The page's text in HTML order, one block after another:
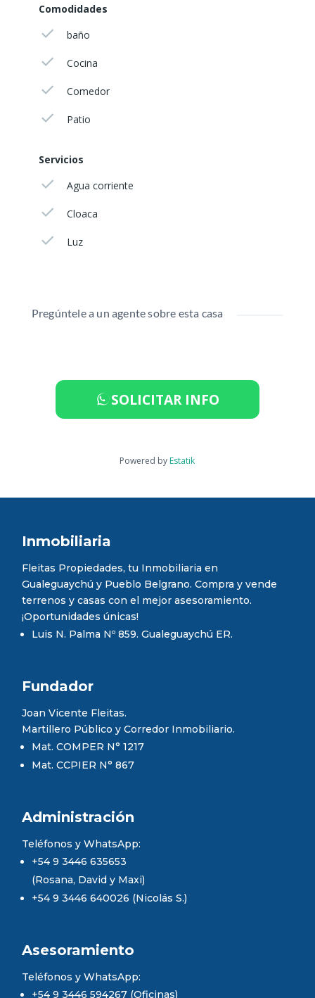
Comodidades
baño
Cocina
Comedor
Patio
Servicios
Agua corriente
Cloaca
Luz
Pregúntele a un agente sobre esta casa
SOLICITAR INFO
Powered by Estatik
Inmobiliaria
Fleitas Propiedades, tu Inmobiliaria en
Gualeguaychú y Pueblo Belgrano. Compra y vende
terrenos y casas con el mejor asesoramiento.
¡Oportunidades únicas!
Luis N. Palma Nº 859. Gualeguaychú ER.
Fundador
Joan Vicente Fleitas.
Martillero Público y Corredor Inmobiliario.
Mat. COMPER N° 1217
Mat. CCPIER N° 867
Administración
Teléfonos y WhatsApp:
+54 9 3446 635653
(Rosana, David y Maxi)
+54 9 3446 640026 (Nicolás S.)
Asesoramiento
Teléfonos y WhatsApp:
+54 9 3446 594267 (Oficinas)